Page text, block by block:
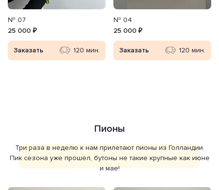
№ 07
25 000 ₽
Заказать 120 мин.
№ 04
25 000 ₽
Заказать 120 мин.
Пионы
Три раза в неделю к нам прилетают пионы из Голландии.
Пик сезона уже прошел, бутоны не такие крупные как июне
и мае!